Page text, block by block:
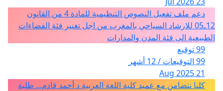
دعم ملف تفعيل النصوص التنظيمية للمادة 4 من القانون
12ـ05 للارشاد السياحي بالمغرب من اجل تغيير فئة الفضاءات
الطبيعية الى فئة المدن والمدارات
99 توقيع
99 التوقيعات / 12 أشهر
21 Aug 2025
كلنا نتضامن مع عميد كلية اللغة العربية د أحمد قادم... طلبة